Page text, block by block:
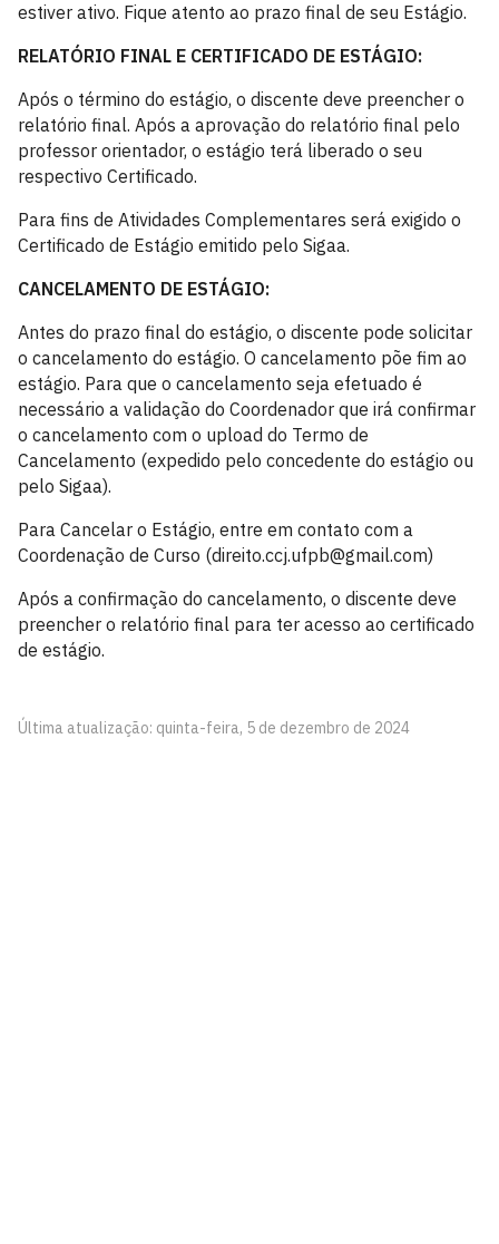
estiver ativo. Fique atento ao prazo final de seu Estágio.
RELATÓRIO FINAL E CERTIFICADO DE ESTÁGIO:
Após o término do estágio, o discente deve preencher o
relatório final. Após a aprovação do relatório final pelo
professor orientador, o estágio terá liberado o seu
respectivo Certificado.
Para fins de Atividades Complementares será exigido o
Certificado de Estágio emitido pelo Sigaa.
CANCELAMENTO DE ESTÁGIO:
Antes do prazo final do estágio, o discente pode solicitar
o cancelamento do estágio. O cancelamento põe fim ao
estágio. Para que o cancelamento seja efetuado é
necessário a validação do Coordenador que irá confirmar
o cancelamento com o upload do Termo de
Cancelamento (expedido pelo concedente do estágio ou
pelo Sigaa).
Para Cancelar o Estágio, entre em contato com a
Coordenação de Curso (direito.ccj.ufpb@gmail.com)
Após a confirmação do cancelamento, o discente deve
preencher o relatório final para ter acesso ao certificado
de estágio.
Última atualização: quinta-feira, 5 de dezembro de 2024